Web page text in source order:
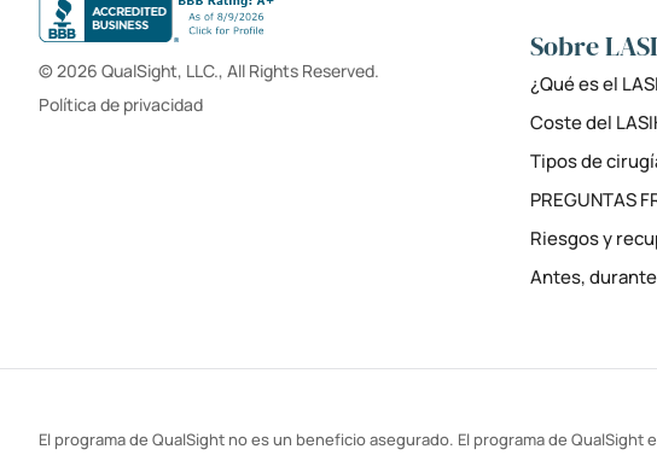
© 2026 QualSight, LLC., All Rights Reserved.
Política de privacidad
Sobre
¿Qué es el
Coste del
Tipos de
PREGUNTAS
Riesgos y
Antes,
El programa de QualSight no es un beneficio asegurado. El programa de